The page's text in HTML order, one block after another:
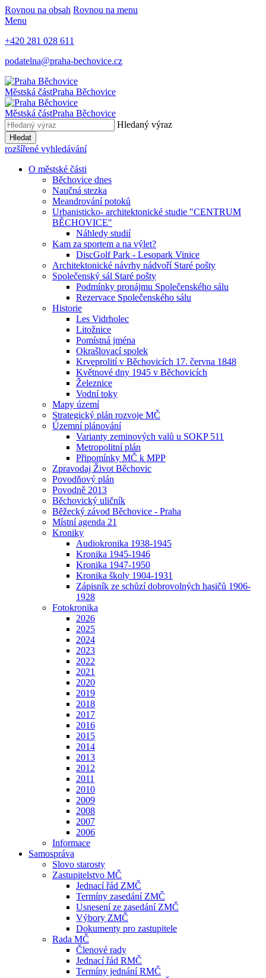
Rovnou na obsah Rovnou na menu
Menu
+420 281 028 611
podatelna@praha-bechovice.cz
Městská částPraha Běchovice
Městská částPraha Běchovice
Hledaný výraz
Hledat
rozšířené vyhledávání
O městské části
Běchovice dnes
Naučná stezka
Meandrování potoků
Urbanisticko- architektonické studie "CENTRUM
BĚCHOVICE"
Náhledy studií
Kam za sportem a na výlet?
DiscGolf Park - Lesopark Vinice
Architektonické návrhy nádvoří Staré pošty
Společenský sál Staré pošty
Podmínky pronájmu Společenského sálu
Rezervace Společenského sálu
Historie
Les Vidrholec
Litožnice
Pomístná jména
Okrašlovací spolek
Krveprolití v Běchovicích 17. června 1848
Květnové dny 1945 v Běchovicích
Železnice
Vodní toky
Mapy území
Strategický plán rozvoje MČ
Územní plánování
Varianty zeminových valů u SOKP 511
Metropolitní plán
Připomínky MČ k MPP
Zpravodaj Život Běchovic
Povodňový plán
Povodně 2013
Běchovický uličník
Běžecký závod Běchovice - Praha
Místní agenda 21
Kroniky
Audiokronika 1938-1945
Kronika 1945-1946
Kronika 1947-1950
Kronika školy 1904-1931
Zápisník ze schůzí dobrovolných hasičů 1906-
1928
Fotokronika
2026
2025
2024
2023
2022
2021
2020
2019
2018
2017
2016
2015
2014
2013
2012
2011
2010
2009
2008
2007
2006
Informace
Samospráva
Slovo starosty
Zastupitelstvo MČ
Jednací řád ZMČ
Termíny zasedání ZMČ
Usnesení ze zasedání ZMČ
Výbory ZMČ
Dokumenty pro zastupitele
Rada MČ
Členové rady
Jednací řád RMČ
Termíny jednání RMČ